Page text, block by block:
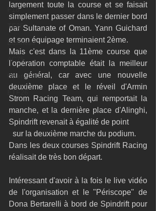
F18
TF35
Business
AC75
Open 7.50
largement toute la course et se faisait
simplement passer dans le dernier bord
par Sultanate of Oman. Yann Guichard
et son équipage terminaient 2ème.
Mais c'est dans la 11ème course que
l'opération comptable était la meilleur
au général, car avec une nouvelle
deuxième place et le réveil d'Armin
Strom Racing Team, qui remportait la
manche, et la dernière place d'Alinghi,
Spindrift revenait à égalité de point
  sur la deuxième marche du podium.
Dans les deux courses Spindrift Racing
réalisait de très bon départ.
Intéressant d'avoir à la fois le live vidéo
de l'organisation et le "Périscope" de
Dona Bertarelli à bord de Spindrift pour